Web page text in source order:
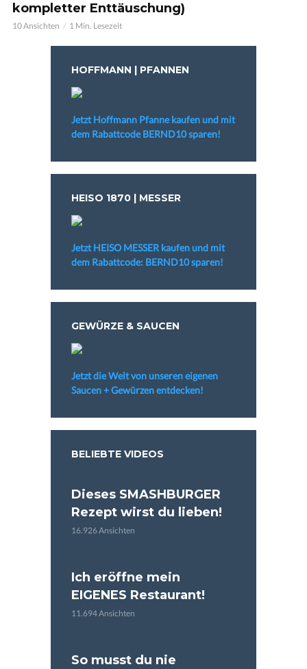
kompletter Enttäuschung)
10 Ansichten 1 Min. Lesezeit
HOFFMANN | PFANNEN
Jetzt Hoffmann Pfanne kaufen und mit
dem Rabattcode BERND10 sparen!
HEISO 1870 | MESSER
Jetzt HEISO MESSER kaufen und mit
dem Rabattcode: BERND10 sparen!
GEWÜRZE & SAUCEN
Jetzt die Welt von unseren eigenen
Saucen + Gewürzen entdecken!
BELIEBTE VIDEOS
Dieses SMASHBURGER
Rezept wirst du lieben!
16.926 Ansichten
Ich eröffne mein
EIGENES Restaurant!
11.694 Ansichten
So musst du nie